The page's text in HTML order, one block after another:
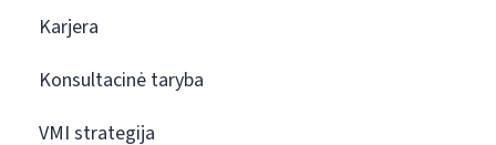
Karjera
Konsultacinė taryba
VMI strategija